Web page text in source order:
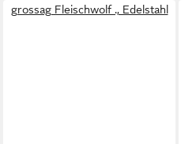
grossag Fleischwolf ., Edelstahl